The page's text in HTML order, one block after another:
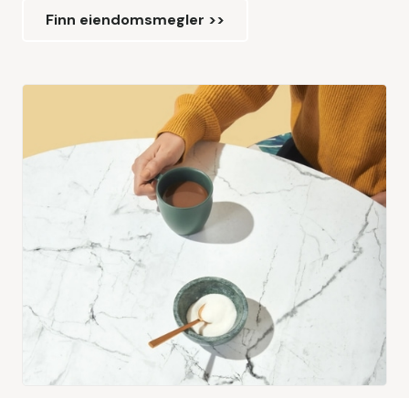
Finn eiendomsmegler >>